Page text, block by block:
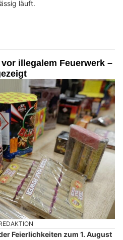
läuft.
illegalem Feuerwerk –
Feierlichkeiten zum 1. August